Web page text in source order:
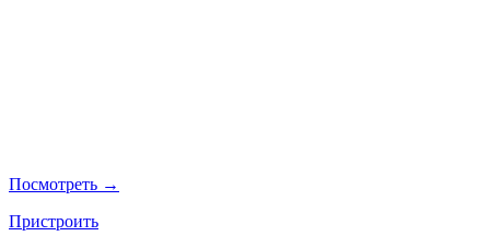
Посмотреть →
Пристроить